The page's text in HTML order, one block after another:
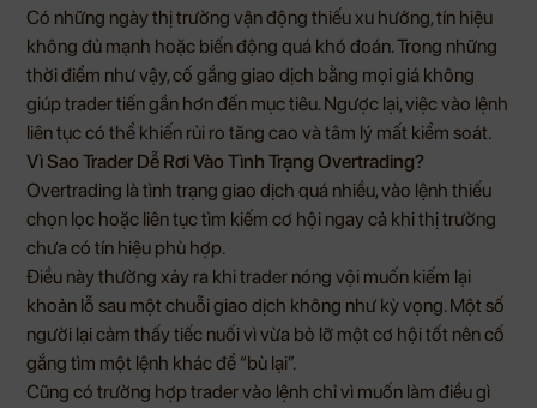
Có những ngày thị trường vận động thiếu xu hướng, tín hiệu
không đủ mạnh hoặc biến động quá khó đoán. Trong những
thời điểm như vậy, cố gắng giao dịch bằng mọi giá không
giúp trader tiến gần hơn đến mục tiêu. Ngược lại, việc vào lệnh
liên tục có thể khiến rủi ro tăng cao và tâm lý mất kiểm soát.
Vì Sao Trader Dễ Rơi Vào Tình Trạng Overtrading?
Overtrading là tình trạng giao dịch quá nhiều, vào lệnh thiếu
chọn lọc hoặc liên tục tìm kiếm cơ hội ngay cả khi thị trường
chưa có tín hiệu phù hợp.
Điều này thường xảy ra khi trader nóng vội muốn kiếm lại
khoản lỗ sau một chuỗi giao dịch không như kỳ vọng. Một số
người lại cảm thấy tiếc nuối vì vừa bỏ lỡ một cơ hội tốt nên cố
gắng tìm một lệnh khác để “bù lại”.
Cũng có trường hợp trader vào lệnh chỉ vì muốn làm điều gì